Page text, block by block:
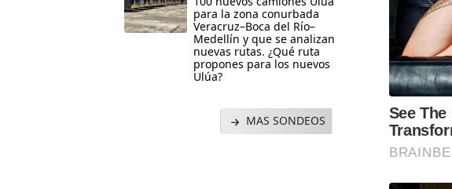
para la zona conurbada
Veracruz–Boca del Río–
Medellín y que se analizan
nuevas rutas. ¿Qué ruta
propones para los nuevos
Ulúa?
MAS SONDEOS